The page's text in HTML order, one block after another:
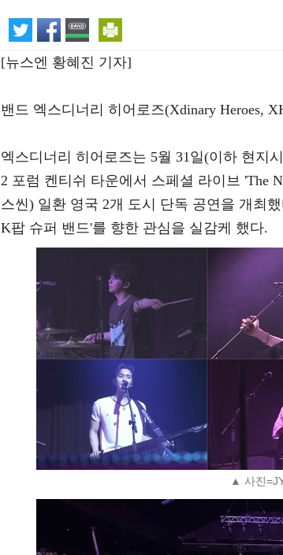
[뉴스엔 황혜진 기자]
밴드 엑스디너리 히어로즈(Xdinary Heroes,
엑스디너리 히어로즈는 5월 31일(이하 현지
2 포럼 켄티쉬 타운에서 스페셜 라이브 'The
스씬) 일환 영국 2개 도시 단독 공연을 개최
K팝 슈퍼 밴드'를 향한 관심을 실감케 했다.
▲ 사진